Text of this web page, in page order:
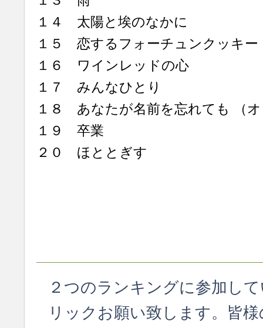
１４ 太陽と埃のなかに
１５ 恋するフォーチュンクッキー
１６ ワインレッドの心
１７ みんなひとり
１８ あなたが名前を忘れても （
１９ 卒業
２０ ほととぎす
２つのランキングに参加し
リックお願い致します。皆